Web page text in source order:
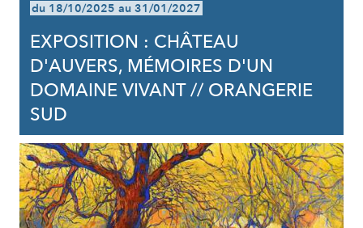
du 18/10/2025 au 31/01/2027
EXPOSITION : CHÂTEAU
D'AUVERS, MÉMOIRES D'UN
DOMAINE VIVANT // ORANGERIE
SUD